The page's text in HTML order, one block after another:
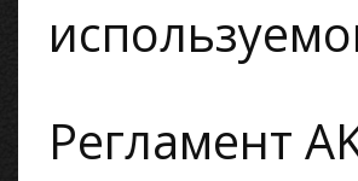
Регламент